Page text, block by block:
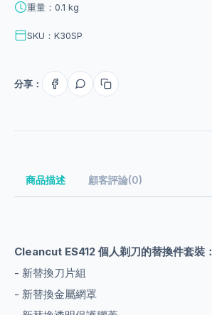
重量：0.1 kg
SKU：K30SP
分享：
商品描述 顧客評論(0)
Cleancut ES412 個人剃刀的替換件套裝：
- 新替換刀片組
- 新替換金屬網罩